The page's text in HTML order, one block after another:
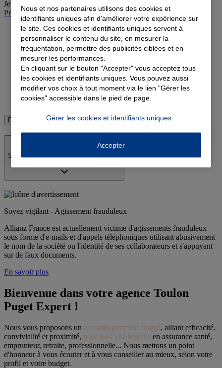
Jeudi
Prendre rendez-vous à l'agence
Devis complémentaire santé
Devis assurance emprunteur
Devis assurance retraite
Devis assurance vie
Découvrir toutes les assurances
Soyez vigilant - Agissement frauduleux
Soyez vigilant - Agissement frauduleux
Allianz France est actuellement victime d'agissements frauduleux
sous forme d'e-mails et d'appels téléphoniques utilisant abusivement
le nom de la société ou l'identité de ses collaborateurs et s'appuyant
sur de faux documents.
En savoir plus
Bienvenue dans votre agence Toulon
Puget Expert !
Nous vous proposons un accompagnement adapté, alliant efficacité,
convivialité et proximité, pour tous vos besoins en assurance santé,
emprunteur, retraite, professionnelle... Nous mettons un point
d'honneur à vous écouter et à vous conseiller au mieux, selon votre
profil et votre budget.
Nous et nos partenaires utilisons des cookies et
identifiants uniques afin d'améliorer votre expérience sur
le site. Ces cookies et identifiants uniques servent à
personnaliser le contenu du site, en mesurer la
fréquentation, permettre des publicités ciblées et en
mesurer les performances.
En cliquant sur le bouton "Accepter" vous acceptez tous
les cookies et identifiants uniques. Vous pouvez aussi
modifier vos choix à tout moment via le lien "Gérer les
cookies" accessible dans le pied de page.
Gérer les cookies et identifiants uniques
Accepter